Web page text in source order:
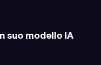
suo modello IA